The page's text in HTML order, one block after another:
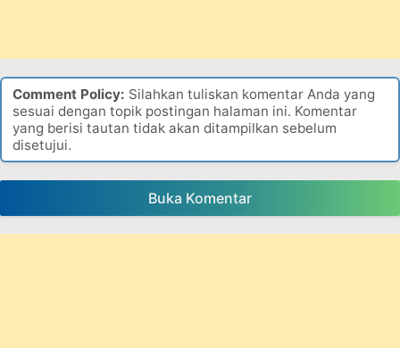
Comment Policy: Silahkan tuliskan komentar Anda yang
sesuai dengan topik postingan halaman ini. Komentar
yang berisi tautan tidak akan ditampilkan sebelum
disetujui.
Buka Komentar